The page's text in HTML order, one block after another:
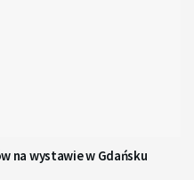
na wystawie w Gdańsku